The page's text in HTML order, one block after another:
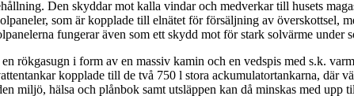
Den skyddar mot kalla vindar och medverkar till husets
som är kopplade till elnätet för försäljning av överskottsel,
fungerar även som ett skydd mot för stark solvärme under
rökgasugn i form av en massiv kamin och en vedspis med s.k.
kopplade till de två 750 l stora ackumulatortankarna, där
miljö, hälsa och plånbok samt utsläppen kan då minskas med upp